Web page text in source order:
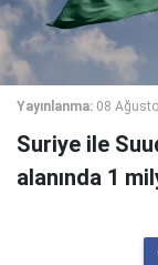
Yayınlanma: 08
Suriye ile
alanında 1